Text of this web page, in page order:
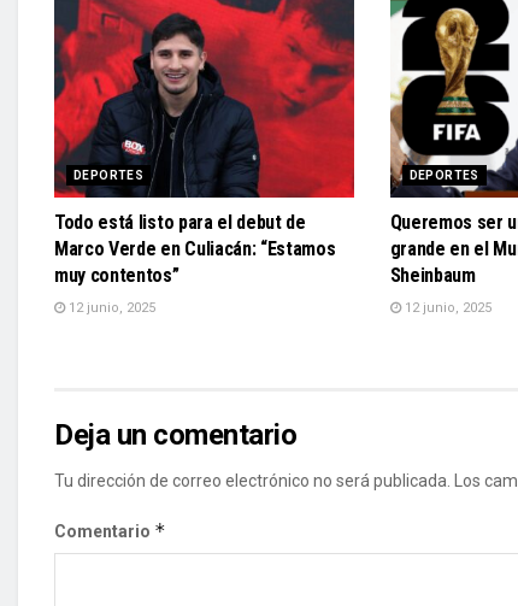
DEPORTES
Todo está listo para el debut de
Marco Verde en Culiacán: “Estamos
muy contentos”
12 junio, 2025
DEPORTES
Queremos ser
grande en el
Sheinbaum
12 junio, 2025
Deja un comentario
Tu dirección de correo electrónico no será publicada. Los
Comentario *